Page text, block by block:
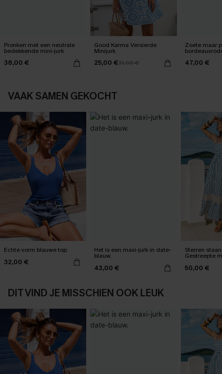
Pronken met een neutrale
bedekkende mini-jurk
38,00 €
Good Karma Versierde
Minijurk
25,00 €31,00 €
Zoete maar
47,00 €
VAAK SAMEN GEKOCHT
Echte vorm blauwe top
32,00 €
Het is een maxi-jurk in date-
blauw.
43,00 €
Sterren
Gestreepte
50,00 €
DIT VIND JE MISSCHIEN OOK LEUK